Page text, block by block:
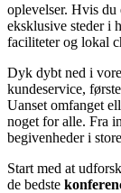
oplevelser. Hvis du
eksklusive steder i
faciliteter og lokal
Dyk dybt ned i
kundeservice,
Uanset omfanget
noget for alle. Fra
begivenheder i
Start med at
de bedste